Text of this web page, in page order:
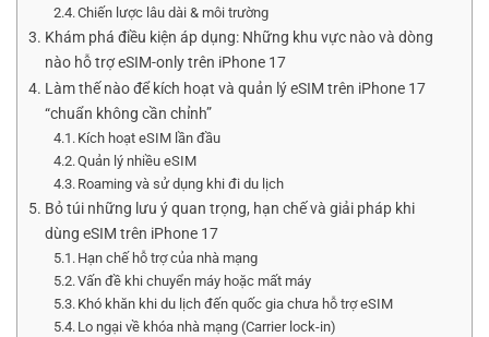
Chiến lược lâu dài & môi trường
Khám phá điều kiện áp dụng: Những khu vực nào và dòng
nào hỗ trợ eSIM-only trên iPhone 17
Làm thế nào để kích hoạt và quản lý eSIM trên iPhone 17
“chuẩn không cần chỉnh”
Kích hoạt eSIM lần đầu
Quản lý nhiều eSIM
Roaming và sử dụng khi đi du lịch
Bỏ túi những lưu ý quan trọng, hạn chế và giải pháp khi
dùng eSIM trên iPhone 17
Hạn chế hỗ trợ của nhà mạng
Vấn đề khi chuyển máy hoặc mất máy
Khó khăn khi du lịch đến quốc gia chưa hỗ trợ eSIM
Lo ngại về khóa nhà mạng (Carrier lock-in)